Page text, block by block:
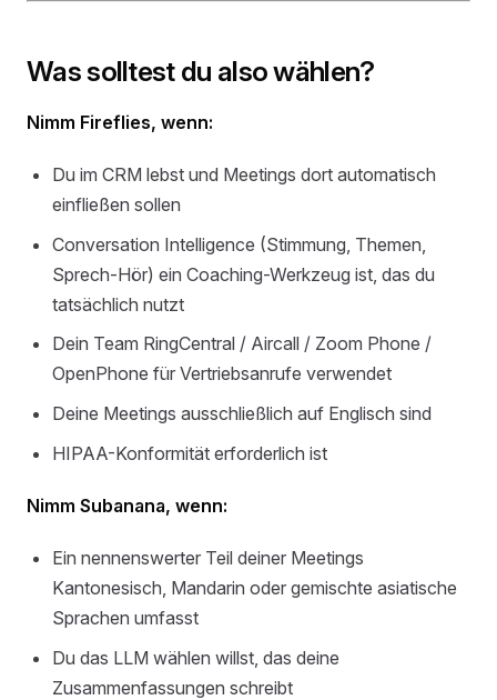
Was solltest du also wählen?
Nimm Fireflies, wenn:
Du im CRM lebst und Meetings dort automatisch
einfließen sollen
Conversation Intelligence (Stimmung, Themen,
Sprech-Hör) ein Coaching-Werkzeug ist, das du
tatsächlich nutzt
Dein Team RingCentral / Aircall / Zoom Phone /
OpenPhone für Vertriebsanrufe verwendet
Deine Meetings ausschließlich auf Englisch sind
HIPAA-Konformität erforderlich ist
Nimm Subanana, wenn:
Ein nennenswerter Teil deiner Meetings
Kantonesisch, Mandarin oder gemischte asiatische
Sprachen umfasst
Du das LLM wählen willst, das deine
Zusammenfassungen schreibt